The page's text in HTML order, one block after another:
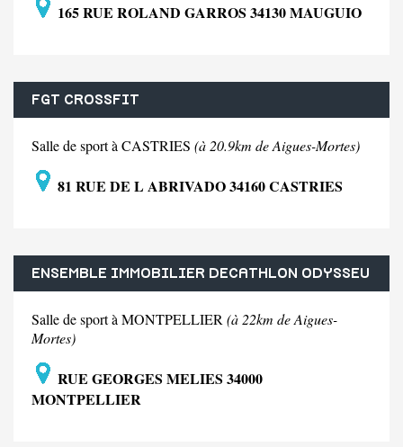
165 RUE ROLAND GARROS 34130 MAUGUIO
FGT CROSSFIT
Salle de sport à CASTRIES (à 20.9km de Aigues-Mortes)
81 RUE DE L ABRIVADO 34160 CASTRIES
ENSEMBLE IMMOBILIER DECATHLON ODYSSEU
Salle de sport à MONTPELLIER (à 22km de Aigues-
Mortes)
RUE GEORGES MELIES 34000
MONTPELLIER